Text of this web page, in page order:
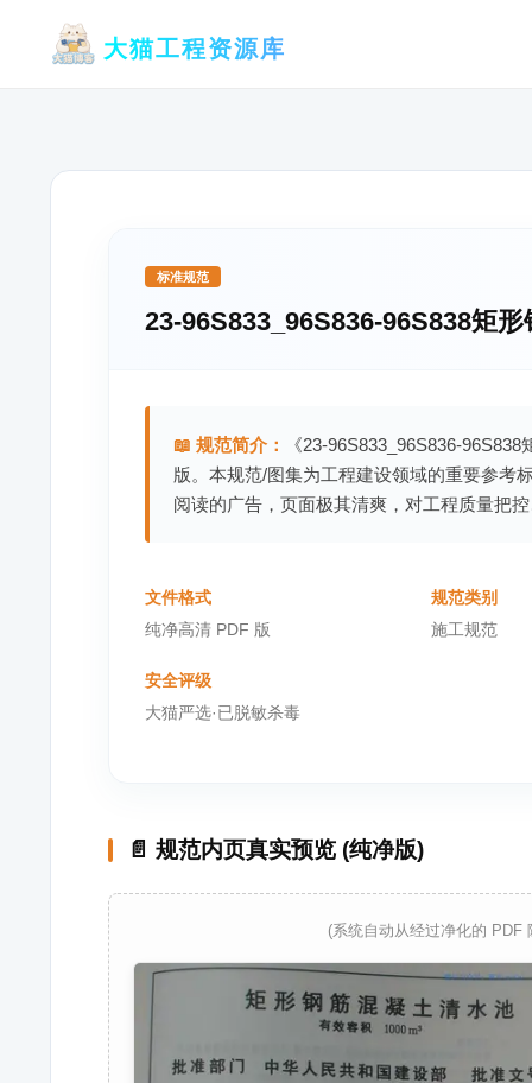
大猫工程资源库
标准规范
23-96S833_96S836-96S838矩
📖 规范简介：
《23-96S833_96S836-
版。本规范/图集为工程建设领域的重要参考
阅读的广告，页面极其清爽，对工程质量把
文件格式
纯净高清 PDF 版
规范类别
施工规范
安全评级
大猫严选·已脱敏杀毒
📄 规范内页真实预览 (纯净版)
(系统自动从经过净化的 PDF